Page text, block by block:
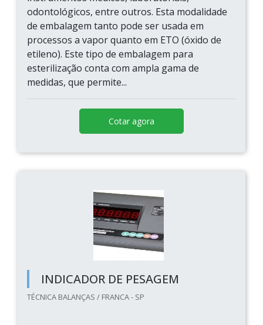
odontológicos, entre outros. Esta modalidade
de embalagem tanto pode ser usada em
processos a vapor quanto em ETO (óxido de
etileno). Este tipo de embalagem para
esterilização conta com ampla gama de
medidas, que permite...
Cotar agora
INDICADOR DE PESAGEM
TÉCNICA BALANÇAS / FRANCA - SP